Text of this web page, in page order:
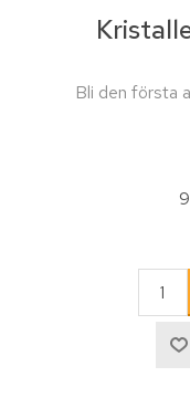
Bli den första